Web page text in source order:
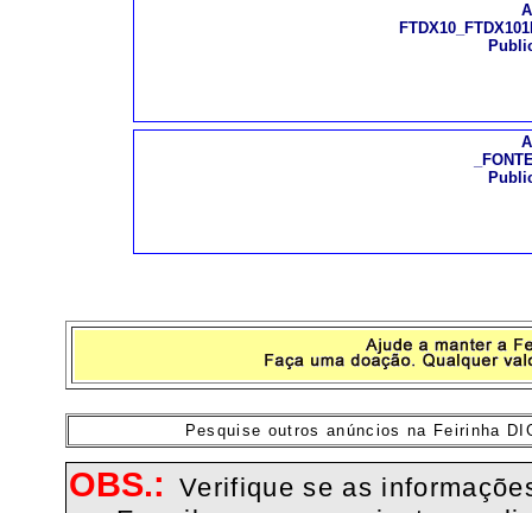
Pesquise outros anúncios na Feirinha
OBS.: Verifique se as